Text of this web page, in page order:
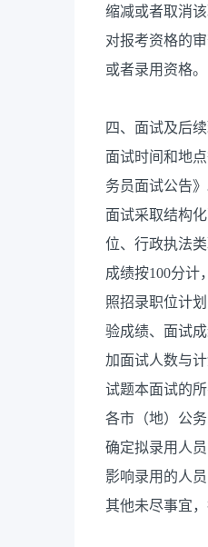
缩减或者取消
对报考资格的
或者录用资格。
四、面试及后
面试时间和地
务员面试公告》
面试采取结构
位、行政执法
成绩按100分计
照招录职位计
验成绩、面试
加面试人数与
试题本面试的
各市（地）公
确定拟录用人
影响录用的人员
其他未尽事宜